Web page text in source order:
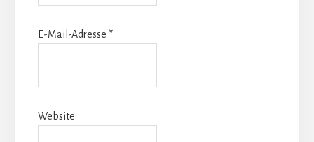
E-Mail-Adresse *
Website